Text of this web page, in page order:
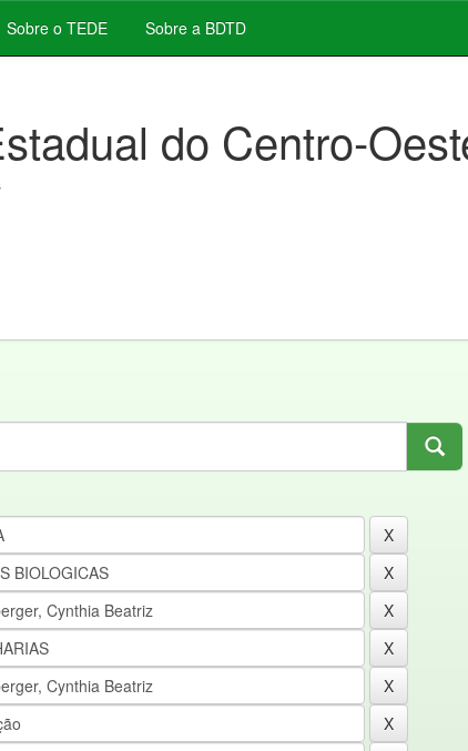
Sobre o TEDE Sobre a BDTD
do Centro-